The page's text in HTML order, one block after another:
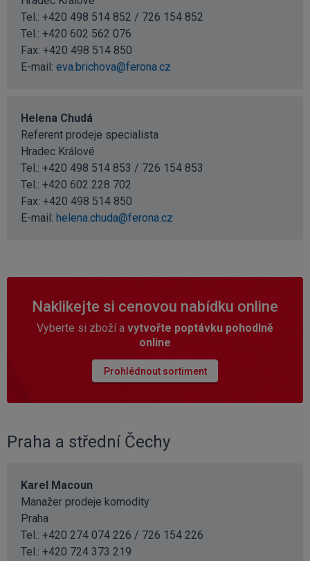
Tel.: +420 498 514 852 / 726 154 852
Tel.: +420 602 562 076
Fax: +420 498 514 850
E-mail: eva.brichova@ferona.cz
Helena Chudá
Referent prodeje specialista
Hradec Králové
Tel.: +420 498 514 853 / 726 154 853
Tel.: +420 602 228 702
Fax: +420 498 514 850
E-mail: helena.chuda@ferona.cz
Naklikejte si cenovou nabídku online
Vyberte si zboží a vytvořte poptávku pohodlně
online
Prohlédnout sortiment
Praha a střední Čechy
Karel Macoun
Manažer prodeje komodity
Praha
Tel.: +420 274 074 226 / 726 154 226
Tel.: +420 724 373 219